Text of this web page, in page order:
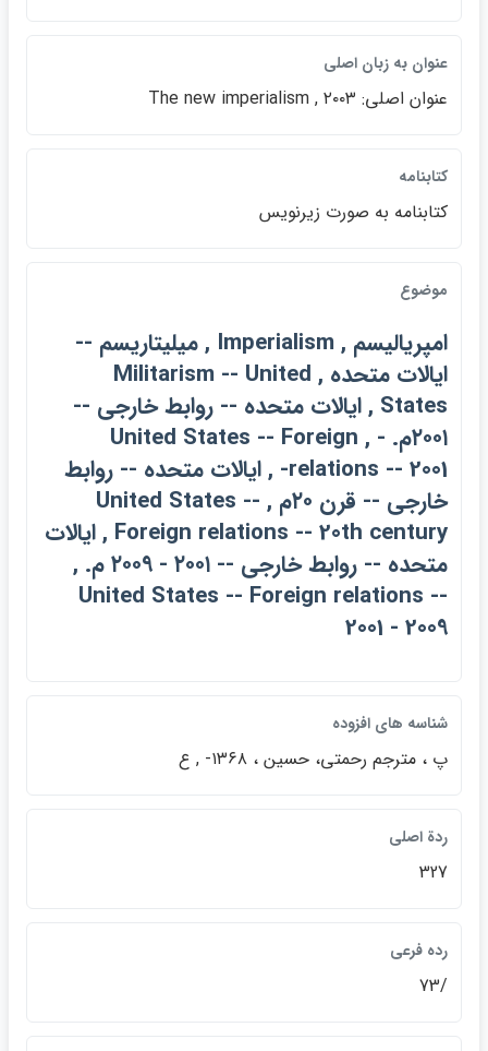
عنوان به زبان اصلي
عنوان اصلي: The new imperialism , ۲۰۰۳
كتابنامه
كتابنامه به صورت زيرنويس
موضوع
امپرياليسم , Imperialism , ميليتاريسم --
ايالات متحده , Militarism -- United
States , ايالات متحده -- روابط خارجي --
۲۰۰۱م. - , United States -- Foreign
relations -- 2001- , ايالات متحده -- روابط
خارجي -- قرن ۲۰م , United States --
Foreign relations -- 20th century , ايالات
متحده -- روابط خارجي -- ۲۰۰۱ - ۲۰۰۹ م. ,
United States -- Foreign relations --
2001 - 2009
شناسه هاي افزوده
پ ، مترجم رحمتي، حسين ، ۱۳۶۸- , ع
ردة اصلي
327
رده فرعي
/73